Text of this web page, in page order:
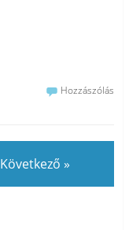
Hozzászólás
Következő »